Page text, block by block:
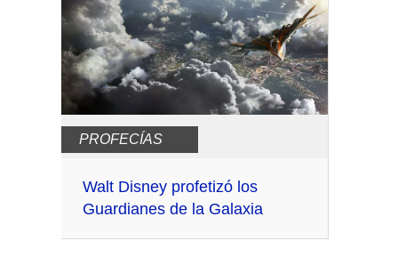
PROFECÍAS
Walt Disney profetizó los
Guardianes de la Galaxia